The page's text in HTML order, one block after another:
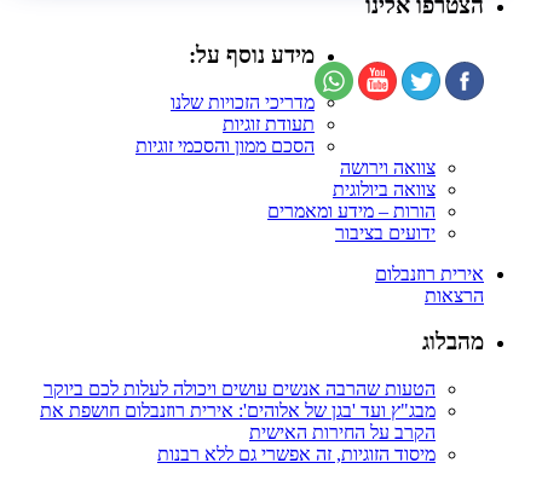
הצטרפו אלינו
מידע נוסף על:
מדריכי הזכויות שלנו
תעודת זוגיות
הסכם ממון והסכמי זוגיות
צוואה וירושה
צוואה ביולוגית
הורות – מידע ומאמרים
ידועים בציבור
אירית רוזנבלום
הרצאות
מהבלוג
הטעות שהרבה אנשים עושים ויכולה לעלות לכם ביוקר
מבג"ץ ועד 'בגן של אלוהים': אירית רוזנבלום חושפת את
הקרב על החירות האישית
מיסוד הזוגיות, זה אפשרי גם ללא רבנות